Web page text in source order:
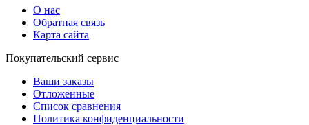
О нас
Обратная связь
Карта сайта
Покупательский сервис
Ваши заказы
Отложенные
Список сравнения
Политика конфиденциальности